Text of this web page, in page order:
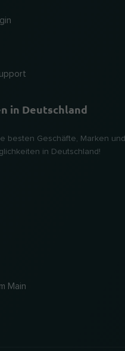
in Deutschland
besten Geschäfte, Marken und
in Deutschland!
Main